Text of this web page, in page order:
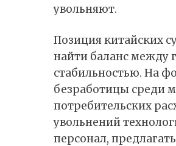
увольняют.
Позиция китайских
найти баланс между
стабильностью. На
безработицы среди
потребительских
увольнений
персонал,